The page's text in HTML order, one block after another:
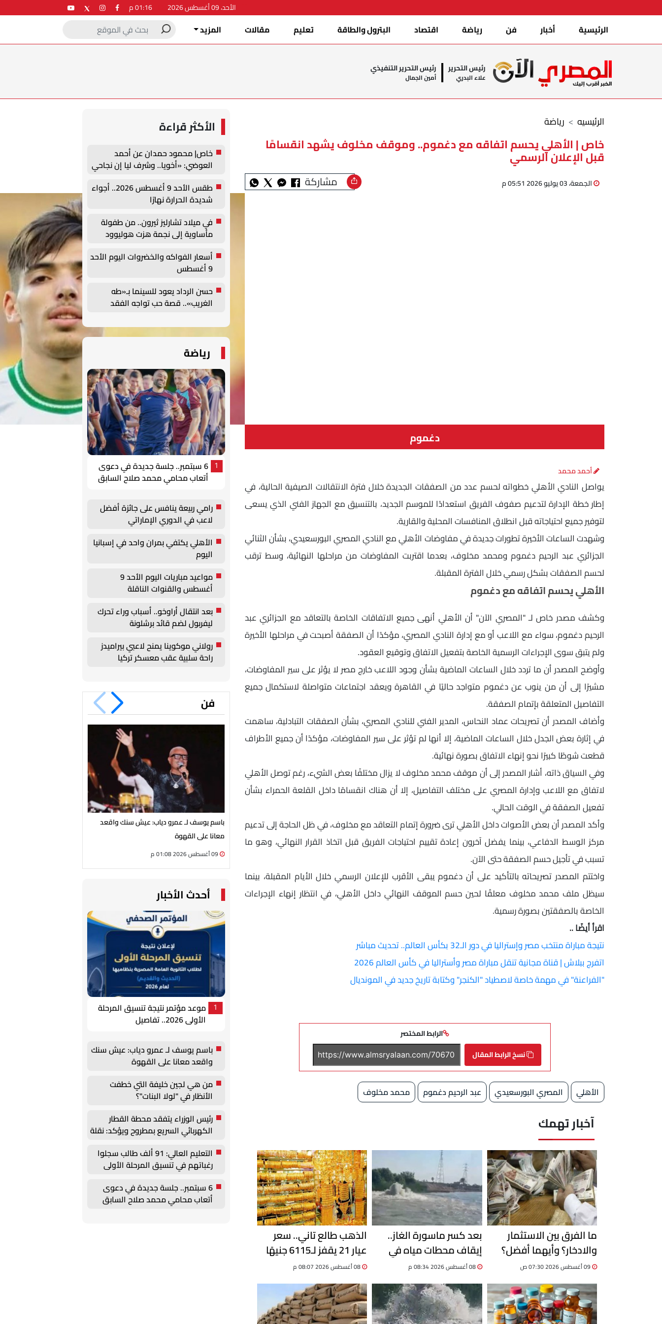
الأحد، 09 أغسطس 2026
الرئيسية أخبار فن رياضة اقتصاد البترول والطاقة تعليم مقالات المزيد
رئيس التحرير
علاء البدري
رئيس التحرير التنفيذي
أمين الجمال
رياضة الرئيسيه
خاص | الأهلي يحسم اتفاقه مع دغموم.. وموقف مخلوف يشهد انقسامًا
قبل الإعلان الرسمي
الجمعة، 03 يوليو 2026 05:51 م مشاركة
دغموم
أحمد محمد
يواصل النادي الأهلي خطواته لحسم عدد من الصفقات الجديدة خلال فترة الانتقالات الصيفية الحالية، في
إطار خطة الإدارة لتدعيم صفوف الفريق استعدادًا للموسم الجديد، بالتنسيق مع الجهاز الفني الذي يسعى
لتوفير جميع احتياجاته قبل انطلاق المنافسات المحلية والقارية.
وشهدت الساعات الأخيرة تطورات جديدة في مفاوضات الأهلي مع النادي المصري البورسعيدي، بشأن الثنائي
الجزائري عبد الرحيم دغموم ومحمد مخلوف، بعدما اقتربت المفاوضات من مراحلها النهائية، وسط ترقب
لحسم الصفقات بشكل رسمي خلال الفترة المقبلة.
الأهلي يحسم اتفاقه مع دغموم
وكشف مصدر خاص لـ "المصري الآن" أن الأهلي أنهى جميع الاتفاقات الخاصة بالتعاقد مع الجزائري عبد
الرحيم دغموم، سواء مع اللاعب أو مع إدارة النادي المصري، مؤكدًا أن الصفقة أصبحت في مراحلها الأخيرة
ولم يتبق سوى الإجراءات الرسمية الخاصة بتفعيل الاتفاق وتوقيع العقود.
وأوضح المصدر أن ما تردد خلال الساعات الماضية بشأن وجود اللاعب خارج مصر لا يؤثر على سير المفاوضات،
مشيرًا إلى أن من ينوب عن دغموم متواجد حاليًا في القاهرة ويعقد اجتماعات متواصلة لاستكمال جميع
التفاصيل المتعلقة بإتمام الصفقة.
وأضاف المصدر أن تصريحات عماد النحاس، المدير الفني للنادي المصري، بشأن الصفقات التبادلية، ساهمت
في إثارة بعض الجدل خلال الساعات الماضية، إلا أنها لم تؤثر على سير المفاوضات، مؤكدًا أن جميع الأطراف
قطعت شوطًا كبيرًا نحو إنهاء الاتفاق بصورة نهائية.
وفي السياق ذاته، أشار المصدر إلى أن موقف محمد مخلوف لا يزال مختلفًا بعض الشيء، رغم توصل الأهلي
لاتفاق مع اللاعب وإدارة المصري على مختلف التفاصيل، إلا أن هناك انقسامًا داخل القلعة الحمراء بشأن
تفعيل الصفقة في الوقت الحالي.
وأكد المصدر أن بعض الأصوات داخل الأهلي ترى ضرورة إتمام التعاقد مع مخلوف، في ظل الحاجة إلى تدعيم
مركز الوسط الدفاعي، بينما يفضل آخرون إعادة تقييم احتياجات الفريق قبل اتخاذ القرار النهائي، وهو ما
تسبب في تأجيل حسم الصفقة حتى الآن.
واختتم المصدر تصريحاته بالتأكيد على أن دغموم يبقى الأقرب للإعلان الرسمي خلال الأيام المقبلة، بينما
سيظل ملف محمد مخلوف معلقًا لحين حسم الموقف النهائي داخل الأهلي، في انتظار إنهاء الإجراءات
الخاصة بالصفقتين بصورة رسمية.
اقرأ أيضًا ..
نتيجة مباراة منتخب مصر وإستراليا في دور الـ32 بكأس العالم.. تحديث مباشر
اتفرج ببلاش | قناة مجانية تنقل مباراة مصر وأستراليا في كأس العالم 2026
"الفراعنة" في مهمة خاصة لاصطياد "الكنجر" وكتابة تاريخ جديد في المونديال
الرابط المختصر
نسخ الرابط المقال
الأهلي المصري البورسعيدي عبد الرحيم دغموم محمد مخلوف
آخبار تهمك
ما الفرق بين الاستثمار
والادخار؟ وأيهما أفضل؟
بعد كسر ماسورة الغاز..
إيقاف محطات مياه في
الإسماعيلية وسحب عينات
للتأكد من سلامتها
08 أغسطس 2026 08:34 م
الذهب طالع تاني.. سعر
عيار 21 يقفز لـ6115 جنيهًا
والجنيه الذهب بـ48920
08 أغسطس 2026 08:07 م
الأكثر قراءة
خاص| محمود حمدان عن أحمد
العوضي: «أخويا.. وشرف ليا إن نجاحي
طقس الأحد 9 أغسطس 2026.. أجواء
شديدة الحرارة نهارًا
في ميلاد تشارليز ثيرون.. من طفولة
مأساوية إلى نجمة هزت هوليوود
أسعار الفواكه والخضروات اليوم الأحد
9 أغسطس
حسن الرداد يعود للسينما بـ«طه
الغريب».. قصة حب تواجه الفقد
رياضة
1
6 سبتمبر.. جلسة جديدة في دعوى
أتعاب محامي محمد صلاح السابق
رامي ربيعة ينافس على جائزة أفضل
لاعب في الدوري الإماراتي
الأهلي يكتفي بمران واحد في إسبانيا
اليوم
مواعيد مباريات اليوم الأحد 9
أغسطس والقنوات الناقلة
بعد انتقال أراوخو.. أسباب وراء تحرك
ليفربول لضم قائد برشلونة
رولاني موكوينا يمنح لاعبي بيراميدز
راحة سلبية عقب معسكر تركيا
فن
باسم يوسف لـ عمرو دياب: عيش سنك واقعد
معانا على القهوة
أحدث الأخبار
1
موعد مؤتمر نتيجة تنسيق المرحلة
الأولى 2026.. تفاصيل
باسم يوسف لـ عمرو دياب: عيش سنك
واقعد معانا على القهوة
من هي لجين خليفة التي خطفت
الأنظار في "لولا البنات"؟
رئيس الوزراء يتفقد محطة القطار
الكهربائي السريع بمطروح ويؤكد: نقلة
نوعية في منظومة النقل
التعليم العالي: 91 ألف طالب سجلوا
رغباتهم في تنسيق المرحلة الأولى
للقبول بالجامعات
6 سبتمبر.. جلسة جديدة في دعوى
أتعاب محامي محمد صلاح السابق